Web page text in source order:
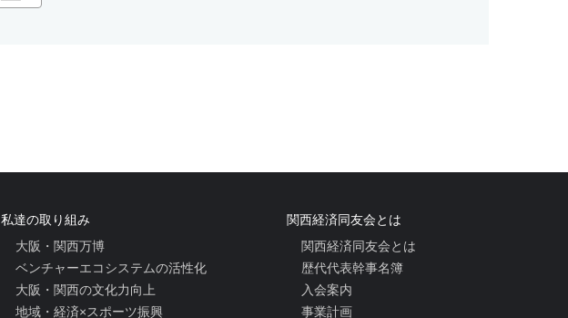
私達の取り組み
大阪・関西万博
ベンチャーエコシステムの活性化
大阪・関西の文化力向上
地域・経済×スポーツ振興
関西経済同友会とは
関西経済同友会とは
歴代代表幹事名簿
入会案内
事業計画